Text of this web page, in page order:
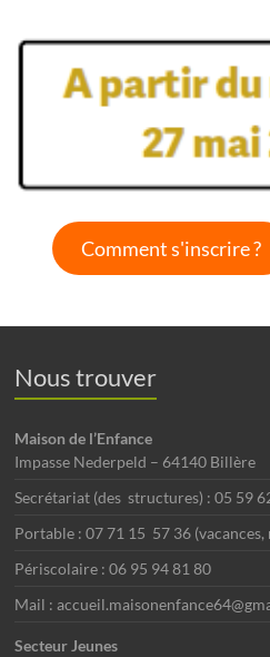
Comment s'inscrire ?
Nous trouver
Maison de l’Enfance
Impasse Nederpeld – 64140 Billère
Secrétariat (des structures) : 05 59
Portable : 07 71 15 57 36 (vacances,
Périscolaire : 06 95 94 81 80
Mail :
Secteur Jeunes